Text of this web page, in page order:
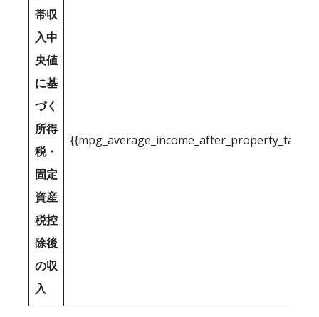
帯収
入中
央値
に基
づく
所得
税・
固定
資産
税控
除後
の収
入